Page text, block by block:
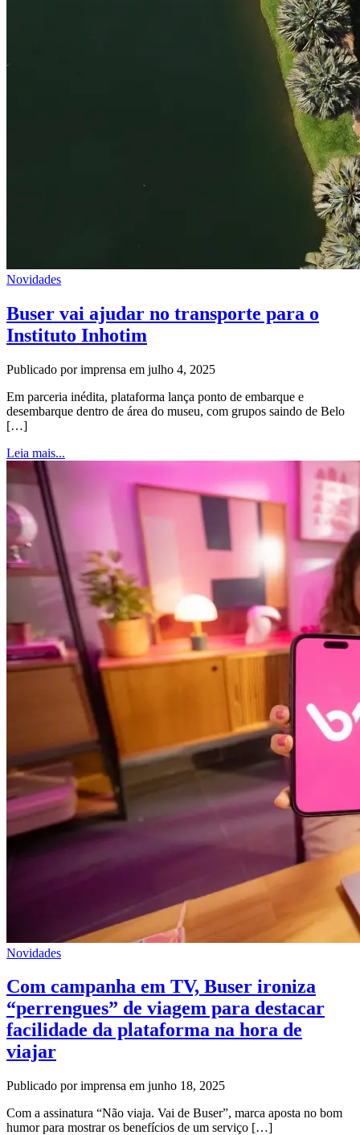
Novidades
Buser vai ajudar no transporte para o
Instituto Inhotim
Publicado por imprensa em julho 4, 2025
Em parceria inédita, plataforma lança ponto de embarque e
desembarque dentro de área do museu, com grupos saindo de Belo
[…]
Leia mais...
Novidades
Com campanha em TV, Buser ironiza
“perrengues” de viagem para destacar
facilidade da plataforma na hora de
viajar
Publicado por imprensa em junho 18, 2025
Com a assinatura “Não viaja. Vai de Buser”, marca aposta no bom
humor para mostrar os benefícios de um serviço […]